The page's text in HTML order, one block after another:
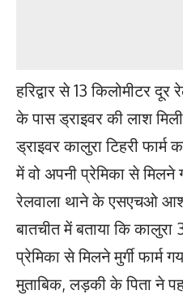
हरिद्वार से 13 किलोमीटर
के पास ड्राइवर की लाश
ड्राइवर कालुरा टिहरी फार्म
में वो अपनी प्रेमिका से
रेलवाला थाने के एसएचओ
बातचीत में बताया कि
प्रेमिका से मिलने मुर्गी
मुताबिक, लड़की के पिता ने